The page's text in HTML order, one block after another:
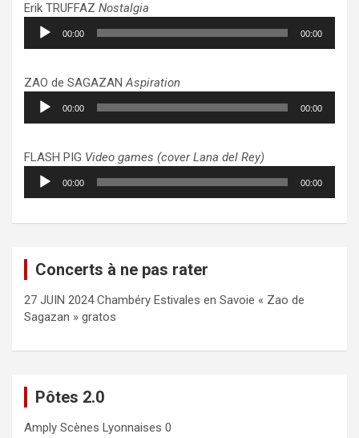
Erik TRUFFAZ Nostalgia
Lecteur
audio
00:00 00:00
ZAO de SAGAZANAspiration
Lecteur
audio
00:00 00:00
FLASH PIG Video games (cover Lana del Rey)
Lecteur
audio
00:00 00:00
Concerts à ne pas rater
27 JUIN 2024 Chambéry Estivales en Savoie « Zao de
Sagazan » gratos
Pôtes 2.0
Amply Scènes Lyonnaises 0